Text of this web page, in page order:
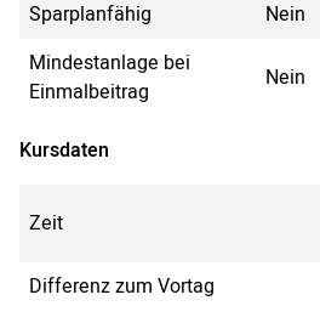
Sparplanfähig
Nein
Mindestanlage bei
Einmalbeitrag
Nein
Kursdaten
Zeit
Differenz zum Vortag